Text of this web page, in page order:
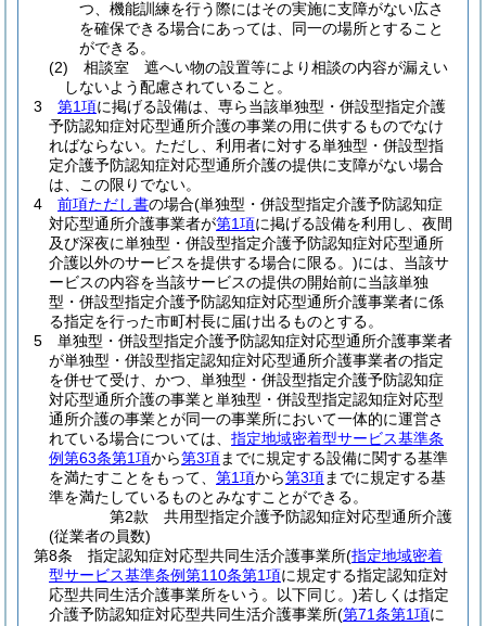
つ、機能訓練を行う際にはその実施に支障がない広さ
を確保できる場合にあっては、同一の場所とすること
ができる。
(2)
相談室 遮へい物の設置等により相談の内容が漏えい
しないよう配慮されていること。
3
第1項に掲げる設備は、専ら当該単独型・併設型指定介護
予防認知症対応型通所介護の事業の用に供するものでなけ
ればならない。 ただし、利用者に対する単独型・併設型指
定介護予防認知症対応型通所介護の提供に支障がない場合
は、この限りでない。
4
前項ただし書の場合(単独型・併設型指定介護予防認知症
対応型通所介護事業者が第1項に掲げる設備を利用し、夜間
及び深夜に単独型・併設型指定介護予防認知症対応型通所
介護以外のサービスを提供する場合に限る。)には、当該サ
ービスの内容を当該サービスの提供の開始前に当該単独
型・併設型指定介護予防認知症対応型通所介護事業者に係
る指定を行った市町村長に届け出るものとする。
5
単独型・併設型指定介護予防認知症対応型通所介護事業者
が単独型・併設型指定認知症対応型通所介護事業者の指定
を併せて受け、かつ、単独型・併設型指定介護予防認知症
対応型通所介護の事業と単独型・併設型指定認知症対応型
通所介護の事業とが同一の事業所において一体的に運営さ
れている場合については、 指定地域密着型サービス基準条
例第63条第1項から第3項までに規定する設備に関する基準
を満たすことをもって、 第1項から第3項までに規定する基
準を満たしているものとみなすことができる。
第2款
共用型指定介護予防認知症対応型通所介護
(従業者の員数)
第8条
指定認知症対応型共同生活介護事業所(指定地域密着
型サービス基準条例第110条第1項に規定する指定認知症対
応型共同生活介護事業所をいう。以下同じ。)若しくは指定
介護予防認知症対応型共同生活介護事業所(第71条第1項に